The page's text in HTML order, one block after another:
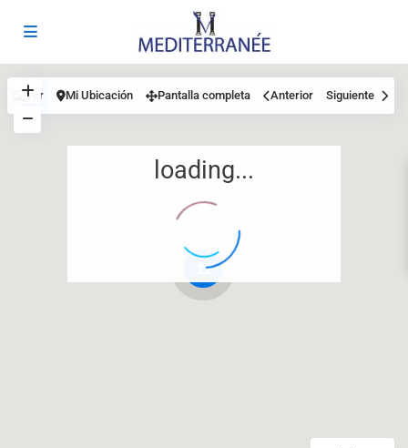
12
loading...
Ver Mi Ubicación Pantalla completa Anterior Siguiente